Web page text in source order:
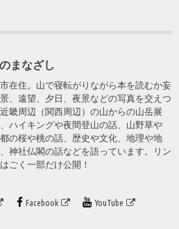
まなざし
在住。山で寝転がりながら本を読むか妄
、遠望、夕日、夜景などの写真を交えつ
畿周辺（関西周辺）の山からの山岳展
ハイキングや夜間登山の話、山野草や
の桜や桃の話、歴史や文化、地理や地
神社仏閣の話などを語っています。リン
ごく一部だけ公開！
Facebook YouTube